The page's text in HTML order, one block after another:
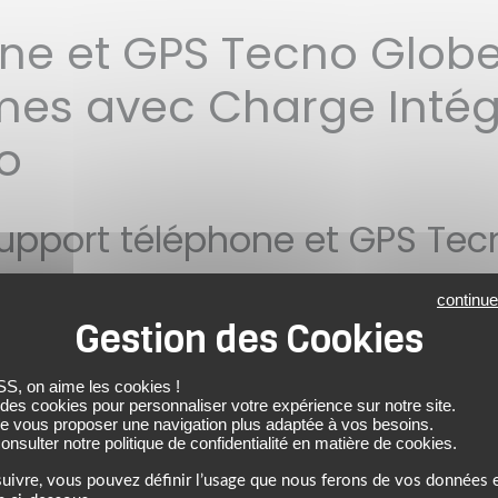
et GPS Tecno
avec Charge
téléphone et GPS
dans l'univers de l' équipement motard
grâce à sa
dispositif de fixation dans cette gamme, c'est opter pour
son alimentation. Contrairement à des fixations low-cost
avec des tensions instables, la marque française
intelligente de ports de charge USB étanches
son smartphone en continu tout en limitant la
qui souhaite suivre son application de navigation sur de
d'un circuitroutier.
on aime les cookies !
cookies pour personnaliser votre expérience sur notre site.
vous proposer une navigation plus adaptée à vos besoins.
notre politique de confidentialité en matière de cookies.
vous pouvez définir l’usage que nous ferons de vos données